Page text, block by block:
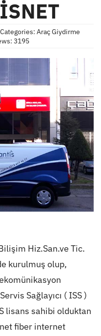
Categories: Araç Giydirme
3195
Hiz.San.ve Tic.
kurulmuş olup,
Sağlayıcı ( ISS )
lisans sahibi olduktan
fiber internet